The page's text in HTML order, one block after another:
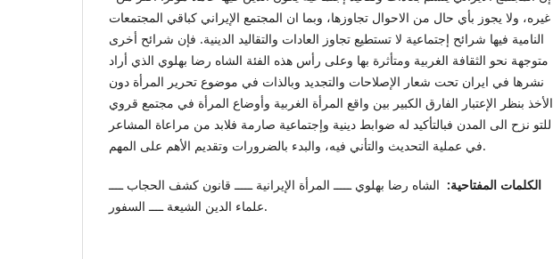
غيره، ولا يجوز بأي حال من الاحوال تجاوزها، وبما ان المجتمع الإيراني كباقي المجتمعات
النامية فيها شرائح إجتماعية لا تستطيع تجاوز العادات والتقاليد الدينية. فإن شرائح أخرى
متوجهة نحو الثقافة الغربية ومتأثرة بها وعلى رأس هذه الفئة الشاه رضا بهلوي الذي أراد
نشرها في ايران تحت شعار الإصلاحات والتجديد وبالذات في موضوع تحرير المرأة دون
الأخذ بنظر الإعتبار الفارق الكبير بين واقع المرأة الغربية وأوضاع المرأة في مجتمع قروي
للتو نزح الى المدن فبالتأكيد له ضوابط دينية وإجتماعية صارمة فلابد من مراعاة المشاعر
في عملية التحديث والتأني فيه، والبدء بالضرورات وتقديم الأهم على المهم.
الكلمات المفتاحية: الشاه رضا بهلوي ـــــ المرأة الإيرانية ـــــ قانون كشف الحجاب ــــ
علماء الدين الشيعة ــــ السفور.